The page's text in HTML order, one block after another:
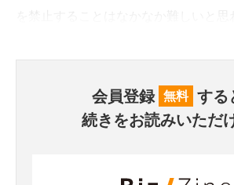
会員登録 無料 する
続きをお読みいただ